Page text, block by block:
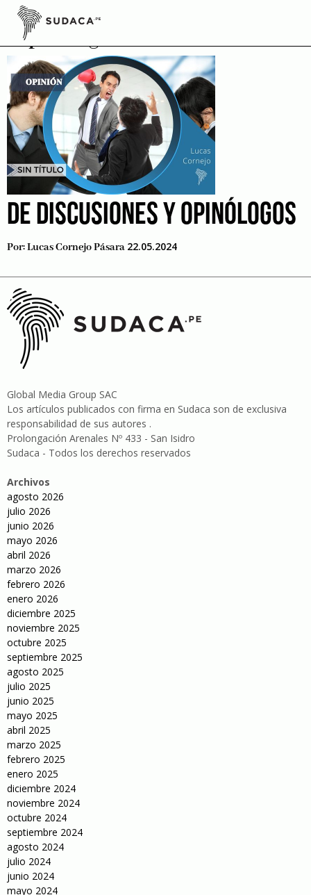
Skip
contentopinólogos
DE DISCUSIONES Y OPINÓLOGOS
Por:Lucas Cornejo Pásara 22.05.2024
Global Media Group SAC
Los artículos publicados con firma en Sudaca son de exclusiva
responsabilidad de sus autores .
Prolongación Arenales Nº 433 - San Isidro
Sudaca - Todos los derechos reservados
Archivos
agosto 2026
julio 2026
junio 2026
mayo 2026
abril 2026
marzo 2026
febrero 2026
enero 2026
diciembre 2025
noviembre 2025
octubre 2025
septiembre 2025
agosto 2025
julio 2025
junio 2025
mayo 2025
abril 2025
marzo 2025
febrero 2025
enero 2025
diciembre 2024
noviembre 2024
octubre 2024
septiembre 2024
agosto 2024
julio 2024
junio 2024
mayo 2024